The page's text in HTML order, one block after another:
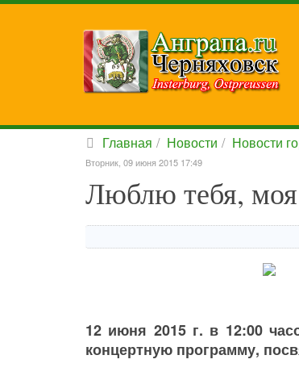
Главная Новости Новости
Вторник, 09 июня 2015 17:49
Люблю тебя,
12 июня 2015 г. в 12:00
концертную программу,